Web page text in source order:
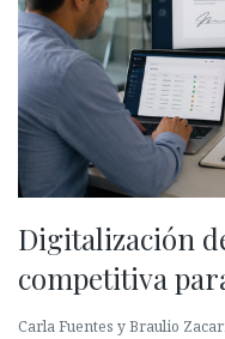
Digitalización
competitiva
Carla Fuentes y Braulio